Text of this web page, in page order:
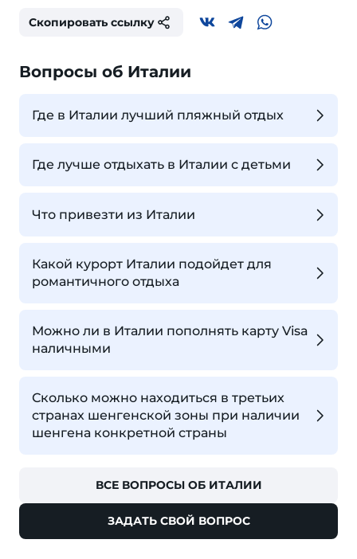
Скопировать ссылку
Вопросы об Италии
Где в Италии лучший пляжный отдых
Где лучше отдыхать в Италии с детьми
Что привезти из Италии
Какой курорт Италии подойдет для
романтичного отдыха
Можно ли в Италии пополнять карту Visa
наличными
Сколько можно находиться в третьих
странах шенгенской зоны при наличии
шенгена конкретной страны
ВСЕ ВОПРОСЫ ОБ ИТАЛИИ
ЗАДАТЬ СВОЙ ВОПРОС